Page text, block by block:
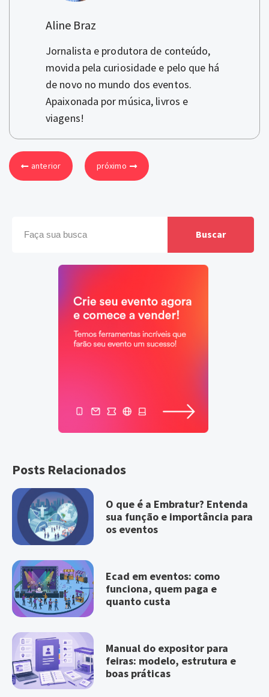
Aline Braz
Jornalista e produtora de conteúdo,
movida pela curiosidade e pelo que há
de novo no mundo dos eventos.
Apaixonada por música, livros e
viagens!
anterior próximo
Buscar
Posts Relacionados
O que é a Embratur? Entenda
sua função e importância para
os eventos
Ecad em eventos: como
funciona, quem paga e
quanto custa
Manual do expositor para
feiras: modelo, estrutura e
boas práticas